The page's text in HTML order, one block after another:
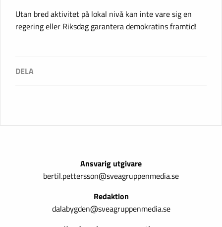
Utan bred aktivitet på lokal nivå kan inte vare sig en
regering eller Riksdag garantera demokratins framtid!
Ansvarig utgivare
bertil.pettersson@sveagruppenmedia.se
Redaktion
dalabygden@sveagruppenmedia.se